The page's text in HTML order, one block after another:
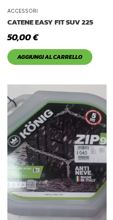
ACCESSORI
CATENE EASY FIT SUV 225
50,00€
AGGIUNGI AL CARRELLO